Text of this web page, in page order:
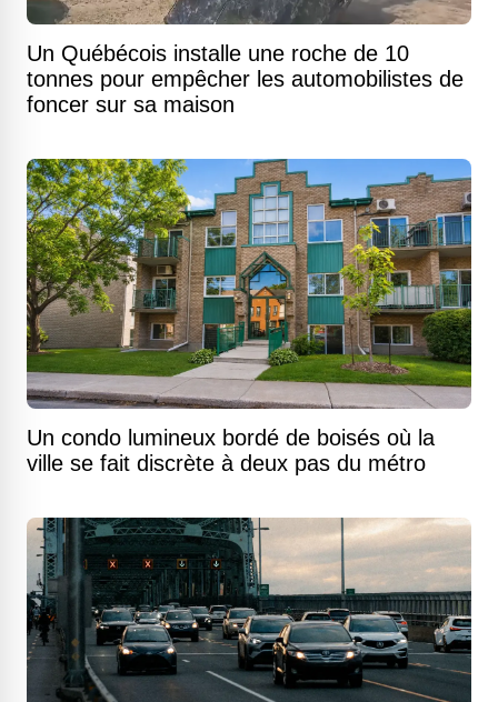
Un Québécois installe une roche de 10
tonnes pour empêcher les automobilistes de
foncer sur sa maison
Un condo lumineux bordé de boisés où la
ville se fait discrète à deux pas du métro